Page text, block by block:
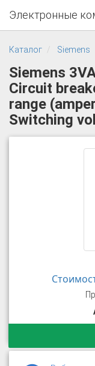
Электронные
Каталог Siemens
Siemens
Circuit
range
Switching